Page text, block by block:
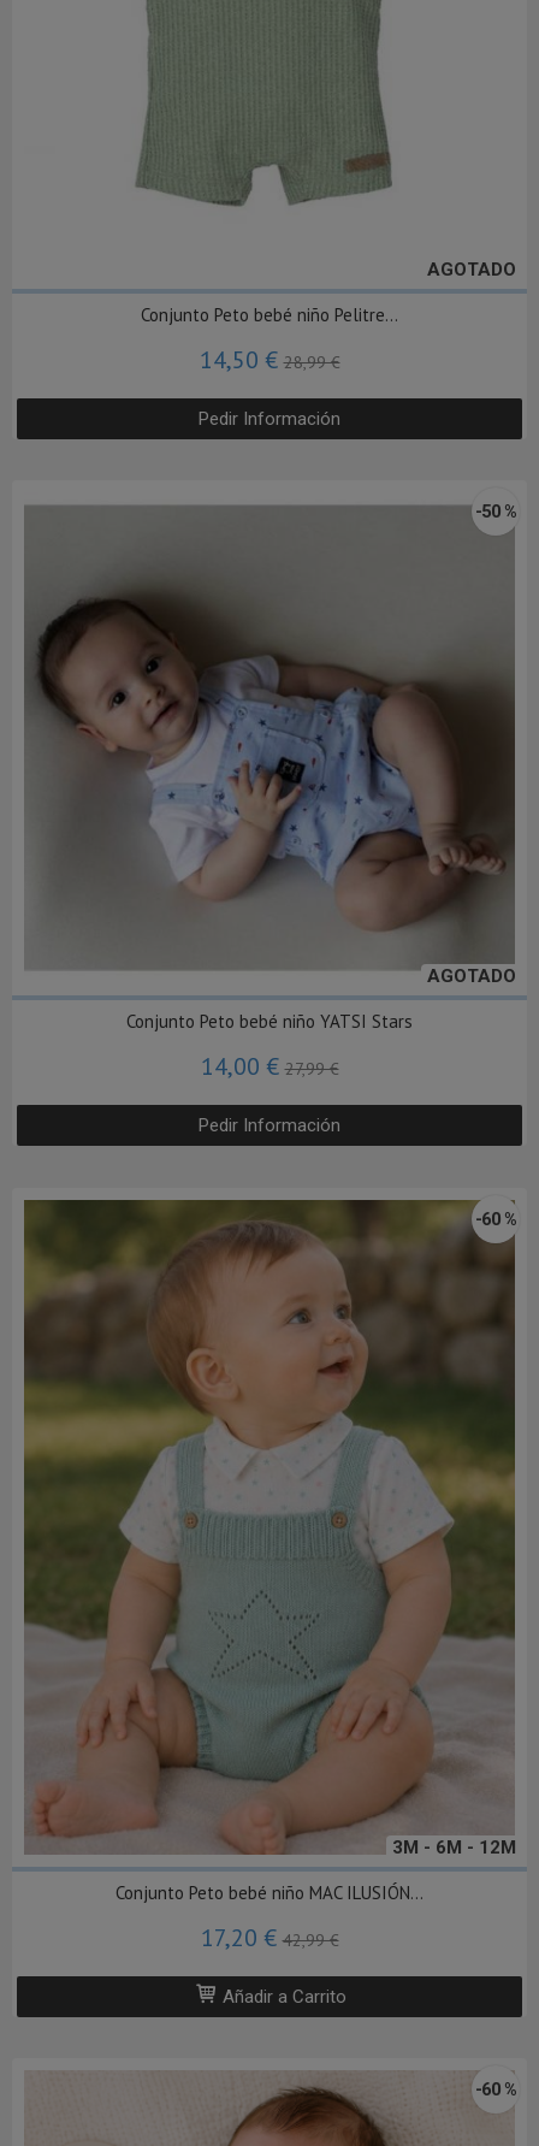
AGOTADO
Conjunto Peto bebé niño Pelitre...
14,50 €28,99 €
Pedir Información
AGOTADO
-50 %
Conjunto Peto bebé niño YATSI Stars
14,00 €27,99 €
Pedir Información
3M - 6M - 12M
-60 %
Conjunto Peto bebé niño MAC ILUSIÓN...
17,20 €42,99 €
Añadir a Carrito
-60 %